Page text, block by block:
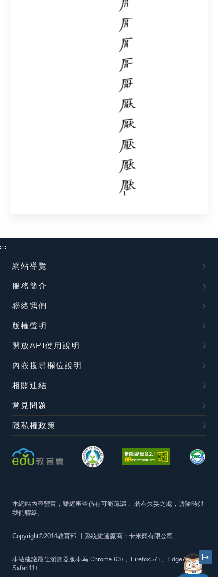
:::
網站導覽
服務簡介
聯絡我們
版權聲明
開放API使用說明
內嵌搜尋欄位說明
相關連結
常見問題
隱私權政策
本網站內容豐富，雖經審查仍有可能疏漏， 若有欠妥之處，請隨時與
我們聯絡。
Copyright©2014教育部 丨系統維運廠商：卡米爾有限公司
本站建議最佳瀏覽器版本為 Chrome 63+、Firefox57+、Edge79+及
Safari11+